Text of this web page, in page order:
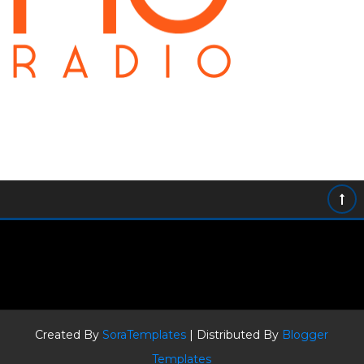
Created BySoraTemplates | Distributed By Blogger
Templates